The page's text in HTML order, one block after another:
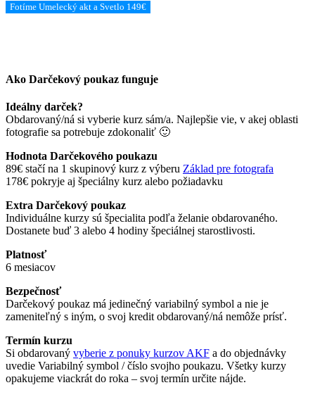
Fotíme Umelecký akt a Svetlo 149€
Ako Darčekový poukaz funguje
Ideálny darček?
Obdarovaný/ná si vyberie kurz sám/a. Najlepšie vie, v akej oblasti
fotografie sa potrebuje zdokonaliť 🙂
Hodnota Darčekového poukazu
89€ stačí na 1 skupinový kurz z výberu Základ pre fotografa
178€ pokryje aj špeciálny kurz alebo požiadavku
Extra Darčekový poukaz
Individuálne kurzy sú špecialita podľa želanie obdarovaného.
Dostanete buď 3 alebo 4 hodiny špeciálnej starostlivosti.
Platnosť
6 mesiacov
Bezpečnosť
Darčekový poukaz má jedinečný variabilný symbol a nie je
zameniteľný s iným, o svoj kredit obdarovaný/ná nemôže prísť.
Termín kurzu
Si obdarovaný vyberie z ponuky kurzov AKF a do objednávky
uvedie Variabilný symbol / číslo svojho poukazu. Všetky kurzy
opakujeme viackrát do roka – svoj termín určite nájde.